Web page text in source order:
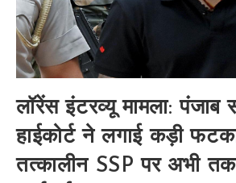
लॉरेंस इंटरव्यू मामला: पंजाब
हाईकोर्ट ने लगाई कड़ी
तत्कालीन SSP पर अभी